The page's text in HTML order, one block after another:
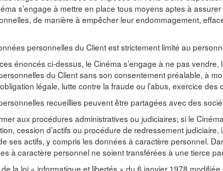
s’engage à mettre en place tous moyens aptes à
de manière à empêcher leur endommagement,
personnelles du Client est strictement limité au
énoncés ci-dessus, le Cinéma s’engage à ne pas
du Client sans son consentement préalable, à
légale, lutte contre la fraude ou l’abus, exercice des
recueillies peuvent être partagées avec des
aux procédures administratives ou judiciaires; si le
cession d’actifs ou procédure de redressement
ses actifs, y compris les données à caractère personnel.
à caractère personnel ne soient transférées à une tierce
la loi « informatique et libertés » du 6 janvier 1978